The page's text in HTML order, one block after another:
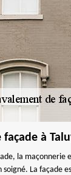
à
la maçonnerie
La façade